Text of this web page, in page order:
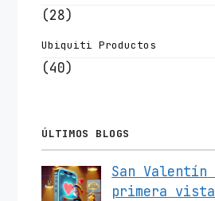
(28)
Ubiquiti Productos
(40)
ÚLTIMOS BLOGS
San Valentín
primera vista